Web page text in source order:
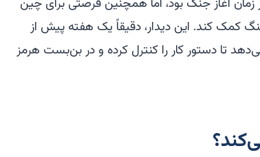
آغاز جنگ بود، اما همچنین فرصتی برای چین
کمک کند. این دیدار، دقیقاً یک هفته پیش از
تا دستور کار را کنترل کرده و در بن‌بست هرمز